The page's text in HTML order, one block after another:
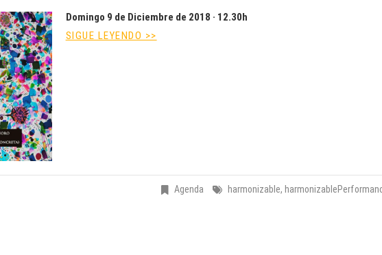
Domingo 9 de Diciembre de 2018 · 12.30h
SIGUE LEYENDO >>
Agenda harmonizable,